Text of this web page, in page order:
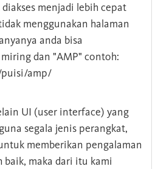
menjadi lebih cepat
menggunakan halaman
anda bisa
dan "AMP" contoh:
amp/
UI (user interface) yang
segala jenis perangkat,
memberikan pengalaman
baik, maka dari itu kami